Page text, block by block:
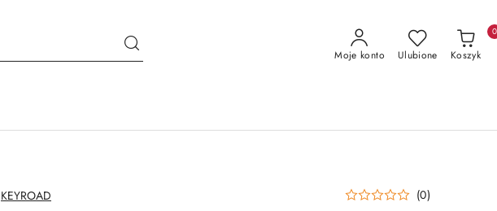
Moje konto Ulubione Koszyk
0
NAZWA
PRODUCENTA:
KEYROAD (0)